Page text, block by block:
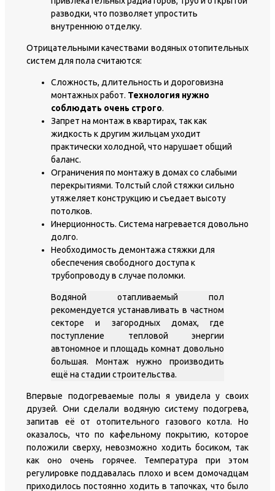
разводки, что позволяет упростить
внутреннюю отделку.
Отрицательными качествами водяных отопительных
систем для пола считаются:
Сложность, длительность и дороговизна
монтажных работ. Технология нужно
соблюдать очень строго.
Запрет на монтаж в квартирах, так как
жидкость к другим жильцам уходит
практически холодной, что нарушает общий
баланс.
Ограничения по монтажу в домах со слабыми
перекрытиями. Толстый слой стяжки сильно
утяжеляет конструкцию и съедает высоту
потолков.
Инерционность. Система нагревается довольно
долго.
Необходимость демонтажа стяжки для
обеспечения свободного доступа к
трубопроводу в случае поломки.
Водяной отапливаемый пол
рекомендуется устанавливать в частном
секторе и загородных домах, где
поступление тепловой энергии
автономное и площадь комнат довольно
большая. Монтаж нужно производить
ещё на стадии строительства.
Впервые подогреваемые полы я увидела у своих
друзей. Они сделали водяную систему подогрева,
запитав её от отопительного газового котла. Но
оказалось, что по кафельному покрытию, которое
положили сверху, невозможно ходить босиком, так
как оно очень горячее. Температура при этом
регулировке поддавалась плохо и всем домочадцам
приходилось постоянно ходить в тапочках, что было